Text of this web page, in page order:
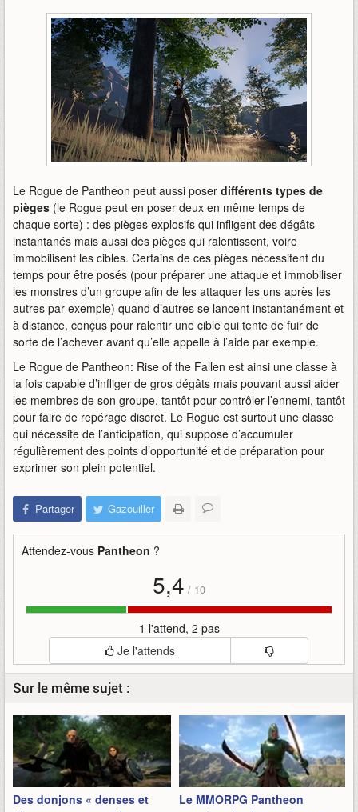
Le Rogue de Pantheon peut aussi poser différents types de
pièges (le Rogue peut en poser deux en même temps de
chaque sorte) : des pièges explosifs qui infligent des dégâts
instantanés mais aussi des pièges qui ralentissent, voire
immobilisent les cibles. Certains de ces pièges nécessitent du
temps pour être posés (pour préparer une attaque et immobiliser
les monstres d’un groupe afin de les attaquer les uns après les
autres par exemple) quand d’autres se lancent instantanément et
à distance, conçus pour ralentir une cible qui tente de fuir de
sorte de l’achever avant qu’elle appelle à l’aide par exemple.
Le Rogue de Pantheon: Rise of the Fallen est ainsi une classe à
la fois capable d’infliger de gros dégâts mais pouvant aussi aider
les membres de son groupe, tantôt pour contrôler l’ennemi, tantôt
pour faire de repérage discret. Le Rogue est surtout une classe
qui nécessite de l’anticipation, qui suppose d’accumuler
régulièrement des points d’opportunité et de préparation pour
exprimer son plein potentiel.
Partager Gazouiller
Attendez-vous Pantheon ?
5,4 / 10
1 l'attend, 2 pas
Je l'attends
Sur le même sujet :
Des donjons « denses et
Le MMORPG Pantheon